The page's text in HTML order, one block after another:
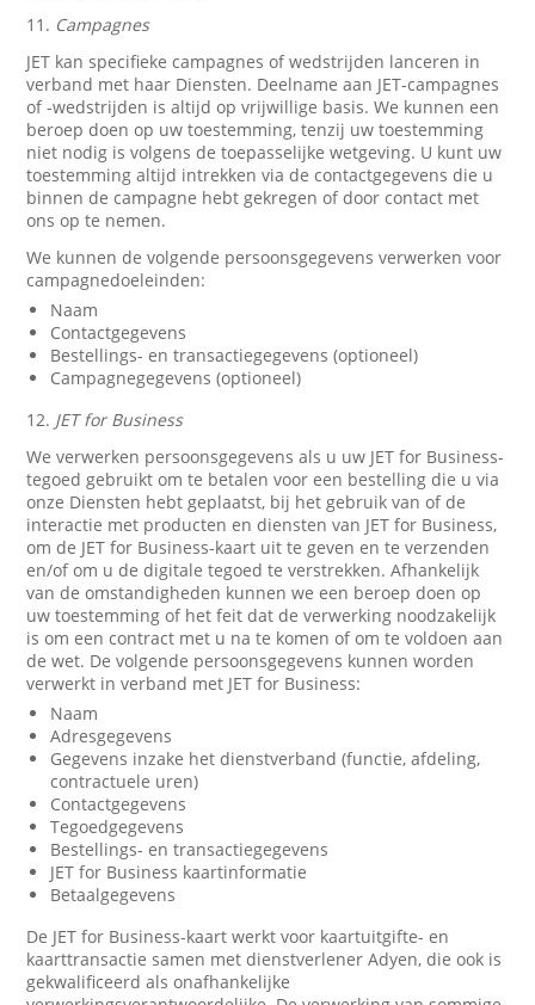
11. Campagnes
JET kan specifieke campagnes of wedstrijden lanceren in
verband met haar Diensten. Deelname aan JET-campagnes
of -wedstrijden is altijd op vrijwillige basis. We kunnen een
beroep doen op uw toestemming, tenzij uw toestemming
niet nodig is volgens de toepasselijke wetgeving. U kunt uw
toestemming altijd intrekken via de contactgegevens die u
binnen de campagne hebt gekregen of door contact met
ons op te nemen.
We kunnen de volgende persoonsgegevens verwerken voor
campagnedoeleinden:
Naam
Contactgegevens
Bestellings- en transactiegegevens (optioneel)
Campagnegegevens (optioneel)
12. JET for Business
We verwerken persoonsgegevens als u uw JET for Business-
tegoed gebruikt om te betalen voor een bestelling die u via
onze Diensten hebt geplaatst, bij het gebruik van of de
interactie met producten en diensten van JET for Business,
om de JET for Business-kaart uit te geven en te verzenden
en/of om u de digitale tegoed te verstrekken. Afhankelijk
van de omstandigheden kunnen we een beroep doen op
uw toestemming of het feit dat de verwerking noodzakelijk
is om een contract met u na te komen of om te voldoen aan
de wet. De volgende persoonsgegevens kunnen worden
verwerkt in verband met JET for Business:
Naam
Adresgegevens
Gegevens inzake het dienstverband (functie, afdeling,
contractuele uren)
Contactgegevens
Tegoedgegevens
Bestellings- en transactiegegevens
JET for Business kaartinformatie
Betaalgegevens
De JET for Business-kaart werkt voor kaartuitgifte- en
kaarttransactie samen met dienstverlener Adyen, die ook is
gekwalificeerd als onafhankelijke